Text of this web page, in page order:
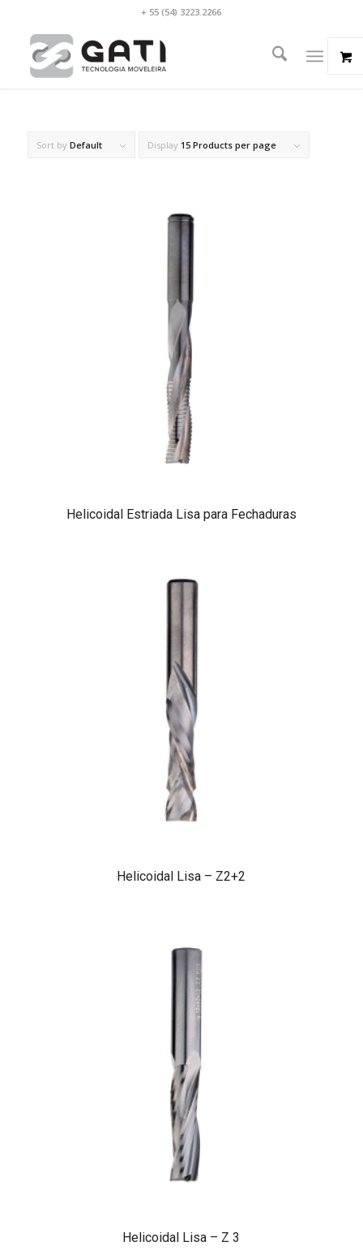
+ 55 (54) 3223.2266
Sort by Default Display 15 Products per page
Helicoidal Estriada Lisa para Fechaduras
Helicoidal Lisa – Z2+2
Helicoidal Lisa – Z 3